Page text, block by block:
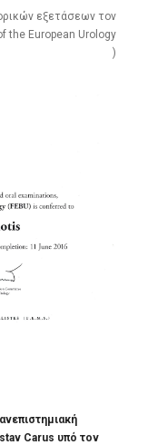
εξετάσεων τον
the European Urology
)
Carus υπό τον